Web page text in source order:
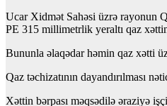
Ucar Xidmət Sahəsi üzrə rayonun
PE 315 millimetrlik yeraltı qaz
Bununla əlaqədar həmin qaz xətti
Qaz təchizatının dayandırılması
Xəttin bərpası məqsədilə əraziyə